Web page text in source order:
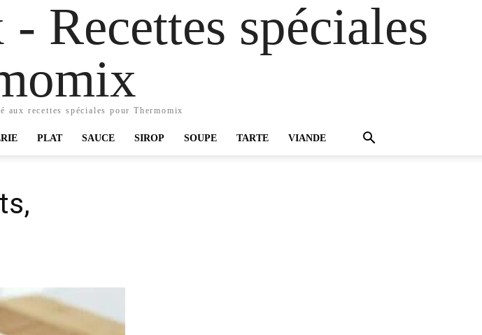
Recettes spéciales
aux recettes spéciales pour Thermomix
PLAT SAUCE SIROP SOUPE TARTE VIANDE